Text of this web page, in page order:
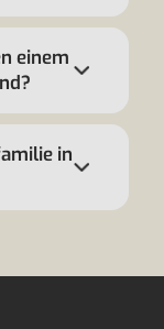
einem
in